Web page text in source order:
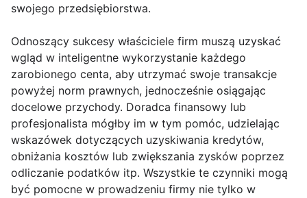
swojego przedsiębiorstwa.
Odnoszący sukcesy właściciele firm muszą uzyskać
wgląd w inteligentne wykorzystanie każdego
zarobionego centa, aby utrzymać swoje transakcje
powyżej norm prawnych, jednocześnie osiągając
docelowe przychody. Doradca finansowy lub
profesjonalista mógłby im w tym pomóc, udzielając
wskazówek dotyczących uzyskiwania kredytów,
obniżania kosztów lub zwiększania zysków poprzez
odliczanie podatków itp. Wszystkie te czynniki mogą
być pomocne w prowadzeniu firmy nie tylko w